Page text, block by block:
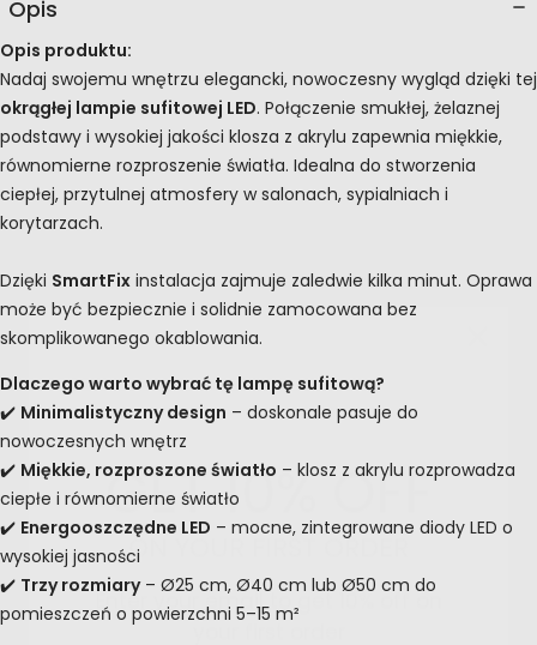
Opis
Opis produktu:
Nadaj swojemu wnętrzu elegancki, nowoczesny wygląd dzięki tej
okrągłej lampie sufitowej LED. Połączenie smukłej, żelaznej
podstawy i wysokiej jakości klosza z akrylu zapewnia miękkie,
równomierne rozproszenie światła. Idealna do stworzenia
ciepłej, przytulnej atmosfery w salonach, sypialniach i
korytarzach.
Dzięki SmartFix instalacja zajmuje zaledwie kilka minut. Oprawa
może być bezpiecznie i solidnie zamocowana bez
skomplikowanego okablowania.
Dlaczego warto wybrać tę lampę sufitową?
✔️ Minimalistyczny design – doskonale pasuje do
nowoczesnych wnętrz
✔️ Miękkie, rozproszone światło – klosz z akrylu rozprowadza
ciepłe i równomierne światło
✔️ Energooszczędne LED – mocne, zintegrowane diody LED o
wysokiej jasności
✔️ Trzy rozmiary– Ø25 cm, Ø40 cm lub Ø50 cm do
pomieszczeń o powierzchni 5–15 m²
GET 10% OFF
ON YOUR FIRST ORDER
Enter your email to get 10% off on
your first order